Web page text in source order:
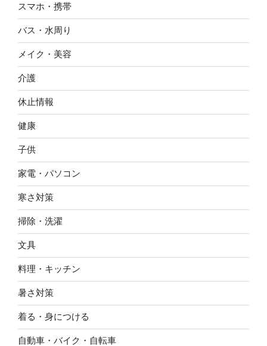
スマホ・携帯
バス・水周り
メイク・美容
介護
休止情報
健康
子供
家電・パソコン
寒さ対策
掃除・洗濯
文具
料理・キッチン
暑さ対策
着る・身につける
自動車・バイク・自転車